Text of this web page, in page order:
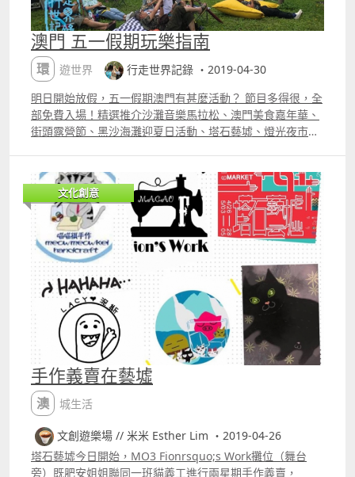
澳門 五一假期玩樂指南
環遊世界
行走世界記錄 ・2019-04-30
明日開始放假，五一假期澳門有甚麼活動？ 節目多得很，全
部免費入場！精選推介沙灘音樂馬拉松、澳門美食嘉年華、
街頭露營節、黑沙海灘迎夏日活動、塔石藝墟、燈光夜市。
的 ldquo;HUSH 沙灘音樂會rdquo;，邀請本地及外地多隊
知名及具潛質之樂團呈獻不同形式的音樂，為廣大樂迷帶來
18小時的多元音樂盛會。 日期︰4月28,30日及5月1日時間
︰1315 ndash; 2140地點︰黑沙海灘 2, 第二屆澳門美食嘉
年華@百老匯 澳門銀河於4月19日至5月19日的週五、六、
日在「百老匯美食街」舉辦「澳門美食嘉年華@百老匯」，
有50多個餐飲攤位，超過 240 款街頭小食，潮流飲品及各地
美酒，精彩熱鬧的現場表演等大家來吃來玩！ 日期︰4月19
日至5月19日逢星期五六日地點︰百老匯美食街時間︰下午5
時起 3, 501微溫露營節 第一屆501露天嘉年華，本次嘉年華
集合漢堡，啤酒，服飾，露營，機車以及燒烤於一身，為大
家呈獻一個美式嘉年華。 日期︰5月1日地點︰ 澳門司打口
馬車巷 新新酒店後巷時間︰13002000 4, 黑沙海灘迎夏日活
動下水禮，投奔初夏。有球賽、攤位遊戲、沙灘遊戲、香蕉
船、水上電單車及風帆遊船河hellip; 日期︰5月1日時間︰
10001730地點︰黑沙海灘 5, 塔石藝墟 220個攤位，攤主來
自中國內地、香港、澳門、臺灣，以及馬來西亞地區的文創
人士，帶來特色文創產品，及由本地及外地唱作人擔綱演出,
文化創意
手作義賣在藝墟
澳城生活
文創遊樂場 // 米米 Esther Lim ・2019-04-26
塔石藝墟今日開始，MO3 Fionrsquo;s Work攤位（舞台
旁）既肥安姐姐聯同一班貓義工進行兩星期手作義賣，